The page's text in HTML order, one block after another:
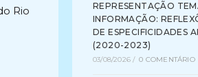
Rio
REPRESENTAÇÃO
INFORMAÇÃO:
DE ESPECIFICIDADES
(2020-2023)
03/08/2026 / 0 COMENTÁRIO